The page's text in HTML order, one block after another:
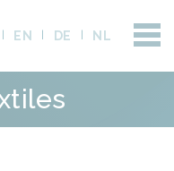
EN DE NL